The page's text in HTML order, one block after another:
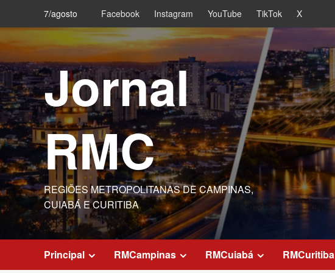
content
7/agosto Facebook Instagram YouTube TikTok X
Jornal
RMC
REGIÕES METROPOLITANAS DE CAMPINAS,
CUIABÁ E CURITIBA
Principal RMCampinas RMCuiabá RMCuritiba